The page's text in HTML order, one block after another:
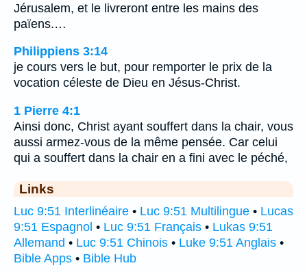
Jérusalem, et le livreront entre les mains des
païens.…
Philippiens 3:14
je cours vers le but, pour remporter le prix de la
vocation céleste de Dieu en Jésus-Christ.
1 Pierre 4:1
Ainsi donc, Christ ayant souffert dans la chair, vous
aussi armez-vous de la même pensée. Car celui
qui a souffert dans la chair en a fini avec le péché,
Links
Luc 9:51 Interlinéaire • Luc 9:51 Multilingue • Lucas
9:51 Espagnol • Luc 9:51 Français • Lukas 9:51
Allemand • Luc 9:51 Chinois • Luke 9:51 Anglais •
Bible Apps • Bible Hub